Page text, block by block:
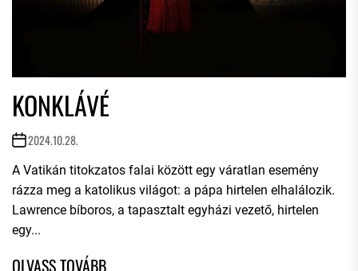
KONKLÁVÉ
2024.10.28.
A Vatikán titokzatos falai között egy váratlan esemény
rázza meg a katolikus világot: a pápa hirtelen elhalálozik.
Lawrence bíboros, a tapasztalt egyházi vezető, hirtelen
egy...